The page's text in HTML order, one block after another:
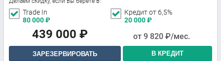
Trade In
80 000₽
Кредит от 6,5%
20 000₽
439 000 ₽ от 9 820₽/мес.
ЗАРЕЗЕРВИРОВАТЬ В КРЕДИТ